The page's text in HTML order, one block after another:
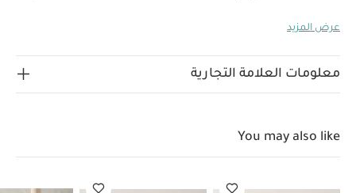
قطع للصبيان مثالي للمناسبات الخاصة. تتضمن التونيك على
أيضاً بها فتحة أزرار أمامية. يكمل البنطال المطاطي مع أساور
الفيست: 80% بوليستر، 18% فيسكوز، 2% إيلاستين
العناية/الإرشادات:
بدرجة حرارة منخفضة
تنظف الألوان الداكنة
عرض المزيد
معلومات العلامة التجارية
You may also like